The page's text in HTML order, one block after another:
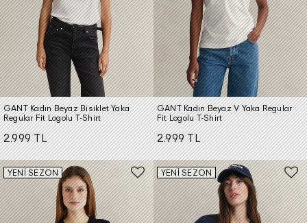
GANT Kadın Beyaz Bisiklet Yaka
Regular Fit Logolu T-Shirt
2.999 TL
GANT Kadın Beyaz V Yaka Regular
Fit Logolu T-Shirt
2.999 TL
YENİ SEZON YENİ SEZON